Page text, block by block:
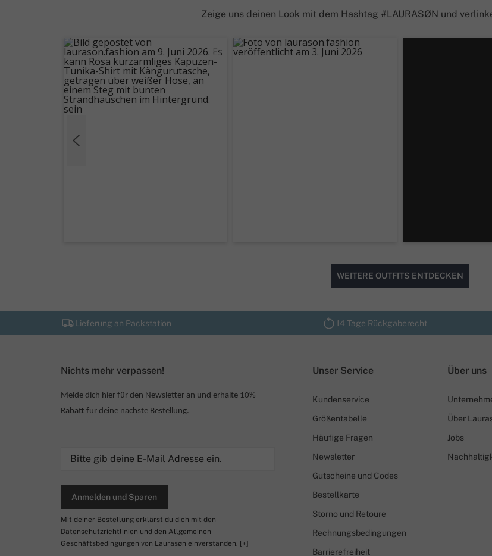
Zeige uns deinen Look mit dem Hashtag #LAURASØN und
WEITERE OUTFITS ENTDECKEN
Lieferung an Packstation 14 Tage Rückgaberecht
Nichts mehr verpassen!
Melde dich hier für den Newsletter an und erhalte 10%
Rabatt für deine nächste Bestellung.
Anmelden und Sparen
Mit deiner Bestellung erklärst du dich mit den
Datenschutzrichtlinien und den Allgemeinen
Geschäftsbedingungen von Laurasøn einverstanden. [+]
Unser Service
Kundenservice
Größentabelle
Häufige Fragen
Newsletter
Gutscheine und Codes
Bestellkarte
Storno und Retoure
Rechnungsbedingungen
Barrierefreiheit
Über uns
Über
Jobs